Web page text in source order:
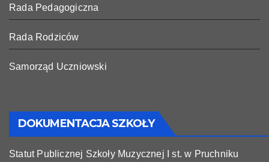
Rada Pedagogiczna
Rada Rodziców
Samorząd Uczniowski
DOKUMENTACJA SZKOŁY
Statut Publicznej Szkoły Muzycznej I st. w Pruchniku